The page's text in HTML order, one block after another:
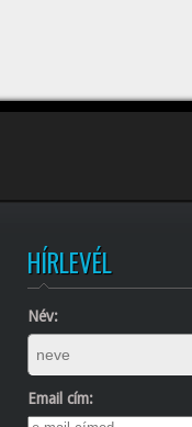
HÍRLEVÉL
Név:
Email cím: